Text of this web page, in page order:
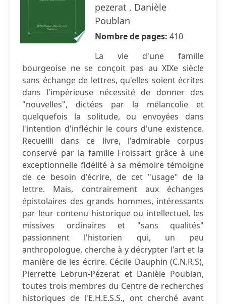
pezerat , Danièle
Poublan
Nombre de pages: 410
La vie d'une famille
bourgeoise ne se conçoit pas au XIXe siècle
sans échange de lettres, qu'elles soient écrites
dans l'impérieuse nécessité de donner des
"nouvelles", dictées par la mélancolie et
quelquefois la solitude, ou envoyées dans
l'intention d'infléchir le cours d'une existence.
Recueilli dans ce livre, l'admirable corpus
conservé par la famille Froissart grâce à une
exceptionnelle fidélité à sa mémoire témoigne
de ce besoin d'écrire, de cet "usage" de la
lettre. Mais, contrairement aux échanges
épistolaires des grands hommes, intéressants
par leur contenu historique ou intellectuel, les
missives ordinaires et "sans qualités"
passionnent l'historien qui, un peu
anthropologue, cherche à y décrypter l'art et la
manière de les écrire. Cécile Dauphin (C.N.R.S),
Pierrette Lebrun-Pézerat et Danièle Poublan,
toutes trois membres du Centre de recherches
historiques de l'E.H.E.S.S., ont cherché avant